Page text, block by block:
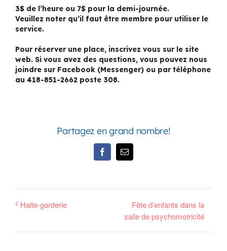
3$ de l’heure ou 7$ pour la demi-journée.
Veuillez noter qu’il faut être membre pour utiliser le
service.
Pour réserver une place, inscrivez vous sur le site
web. Si vous avez des questions, vous pouvez nous
joindre sur Facebook (Messenger) ou par téléphone
au 418-851-2662 poste 308.
Partagez en grand nombre!
FacebookEmail
Halte-garderie
Fête d’enfants dans la
salle de psychomotricité